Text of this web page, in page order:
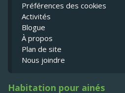
Préférences des cookies
Activités
Blogue
À propos
Plan de site
Nous joindre
Habitation pour ainés